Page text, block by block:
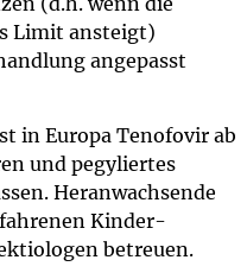
Limit ansteigt)
angepasst
in Europa Tenofovir ab
und pegyliertes
Heranwachsende
Kinder-
betreuen.